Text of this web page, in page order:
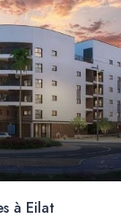
à Eilat